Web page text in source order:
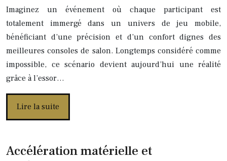
Imaginez un événement où chaque participant est
totalement immergé dans un univers de jeu mobile,
bénéficiant d’une précision et d’un confort dignes des
meilleures consoles de salon. Longtemps considéré comme
impossible, ce scénario devient aujourd’hui une réalité
grâce à l’essor…
Lire la suite
Accélération matérielle et